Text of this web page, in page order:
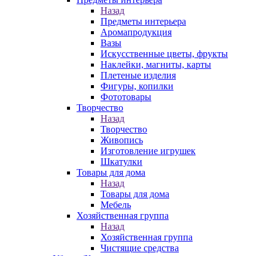
Назад
Предметы интерьера
Аромапродукция
Вазы
Искусственные цветы, фрукты
Наклейки, магниты, карты
Плетеные изделия
Фигуры, копилки
Фототовары
Творчество
Назад
Творчество
Живопись
Изготовление игрушек
Шкатулки
Товары для дома
Назад
Товары для дома
Мебель
Хозяйственная группа
Назад
Хозяйственная группа
Чистящие средства